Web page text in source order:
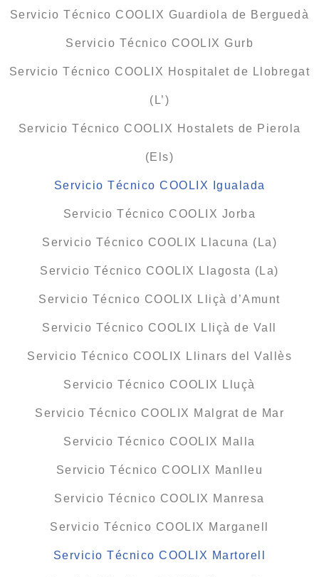
Servicio Técnico COOLIX Guardiola de Berguedà
Servicio Técnico COOLIX Gurb
Servicio Técnico COOLIX Hospitalet de Llobregat
(L’)
Servicio Técnico COOLIX Hostalets de Pierola
(Els)
Servicio Técnico COOLIX Igualada
Servicio Técnico COOLIX Jorba
Servicio Técnico COOLIX Llacuna (La)
Servicio Técnico COOLIX Llagosta (La)
Servicio Técnico COOLIX Lliçà d’Amunt
Servicio Técnico COOLIX Lliçà de Vall
Servicio Técnico COOLIX Llinars del Vallès
Servicio Técnico COOLIX Lluçà
Servicio Técnico COOLIX Malgrat de Mar
Servicio Técnico COOLIX Malla
Servicio Técnico COOLIX Manlleu
Servicio Técnico COOLIX Manresa
Servicio Técnico COOLIX Marganell
Servicio Técnico COOLIX Martorell